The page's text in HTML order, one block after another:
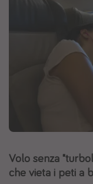
Tutte le destinazioni
Egitto
Tunisia
Volo senza
che vieta i peti a